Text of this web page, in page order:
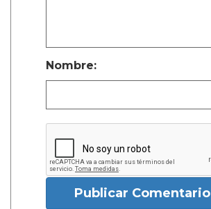
Nombre:
Publicar Comentario